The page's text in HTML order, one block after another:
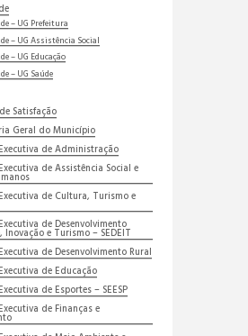
– UG Prefeitura
– UG Assistência Social
– UG Educação
– UG Saúde
Satisfação
Geral do Município
de Administração
de Assistência Social e
de Cultura, Turismo e
de Desenvolvimento
Inovação e Turismo – SEDEIT
de Desenvolvimento Rural
de Educação
de Esportes – SEESP
de Finanças e